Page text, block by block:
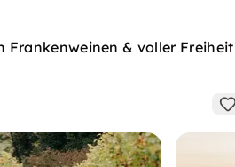
& voller